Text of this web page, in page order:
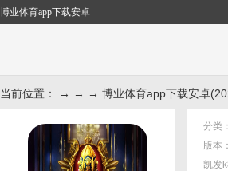
博业体育app下载安卓
当前位置： → → → 博业体育app下载安卓
分类：
版本：
凯发